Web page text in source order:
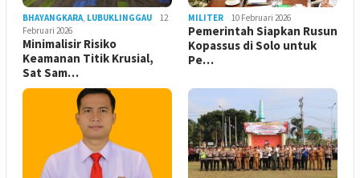
BHAYANGKARA, LUBUKLINGGAU
12
Februari 2026
Minimalisir Risiko
Keamanan Titik Krusial,
Sat Sam…
MILITER 10 Februari 2026
Pemerintah Siapkan Rusun
Kopassus di Solo untuk
Pe…